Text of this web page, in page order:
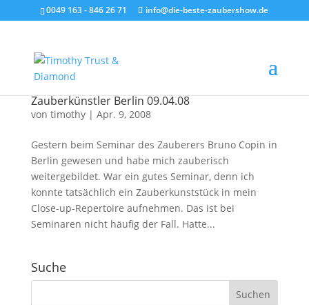
0049 163 - 846 26 71 info@die-beste-zaubershow.de
Zauberkünstler Berlin 09.04.08
von timothy| Apr. 9, 2008
Gestern beim Seminar des Zauberers Bruno Copin in
Berlin gewesen und habe mich zauberisch
weitergebildet. War ein gutes Seminar, denn ich
konnte tatsächlich ein Zauberkunststück in mein
Close-up-Repertoire aufnehmen. Das ist bei
Seminaren nicht häufig der Fall. Hatte...
Suche